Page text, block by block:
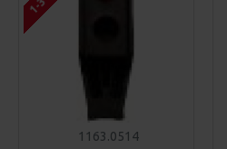
1163.0514